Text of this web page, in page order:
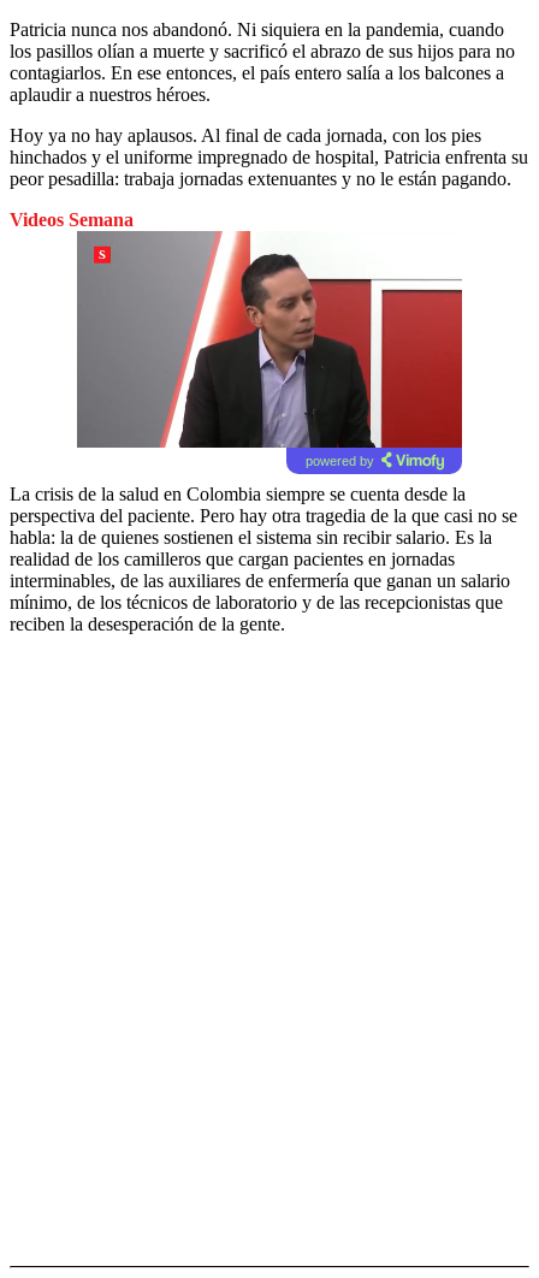
Patricia nunca nos abandonó. Ni siquiera en la pandemia, cuando
los pasillos olían a muerte y sacrificó el abrazo de sus hijos para no
contagiarlos. En ese entonces, el país entero salía a los balcones a
aplaudir a nuestros héroes.
Hoy ya no hay aplausos. Al final de cada jornada, con los pies
hinchados y el uniforme impregnado de hospital, Patricia enfrenta su
peor pesadilla: trabaja jornadas extenuantes y no le están pagando.
Videos Semana
powered by
La crisis de la salud en Colombia siempre se cuenta desde la
perspectiva del paciente. Pero hay otra tragedia de la que casi no se
habla: la de quienes sostienen el sistema sin recibir salario. Es la
realidad de los camilleros que cargan pacientes en jornadas
interminables, de las auxiliares de enfermería que ganan un salario
mínimo, de los técnicos de laboratorio y de las recepcionistas que
reciben la desesperación de la gente.